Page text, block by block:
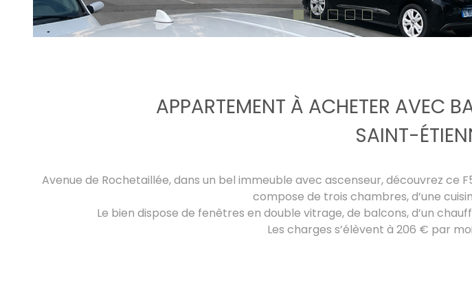
APPARTEMENT À ACHETER AVEC
SAINT-
Avenue de Rochetaillée, dans un bel immeuble avec ascenseur, découvrez ce
compose de trois chambres, d’une
Le bien dispose de fenêtres en double vitrage, de balcons, d’un
Les charges s’élèvent à 206 € par